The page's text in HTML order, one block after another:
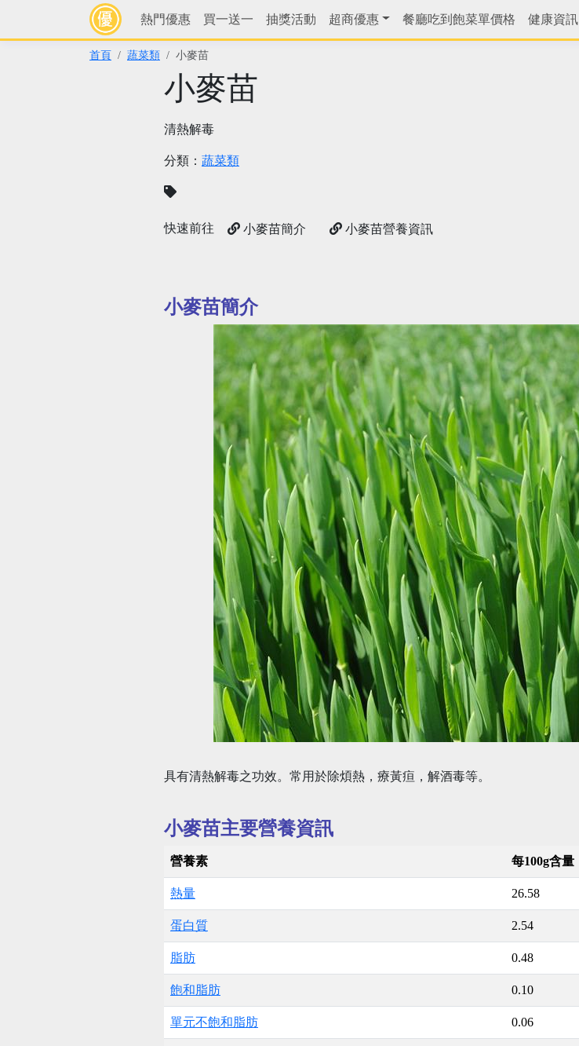
熱門優惠 買一送一 抽獎活動 超商優惠 餐廳吃到飽菜單價格 健康資訊
首頁 蔬菜類 小麥苗
小麥苗
清熱解毒
分類： 蔬菜類
快速前往 小麥苗簡介 小麥苗營養資訊
小麥苗簡介
具有清熱解毒之功效。常用於除煩熱，療黃疸，解酒毒等。
小麥苗主要營養資訊
營養素 每100g含量
熱量 26.58
蛋白質 2.54
脂肪 0.48
飽和脂肪 0.10
單元不飽和脂肪 0.06